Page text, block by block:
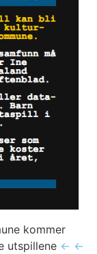
kom­mer
utspil­le­ne ← ←